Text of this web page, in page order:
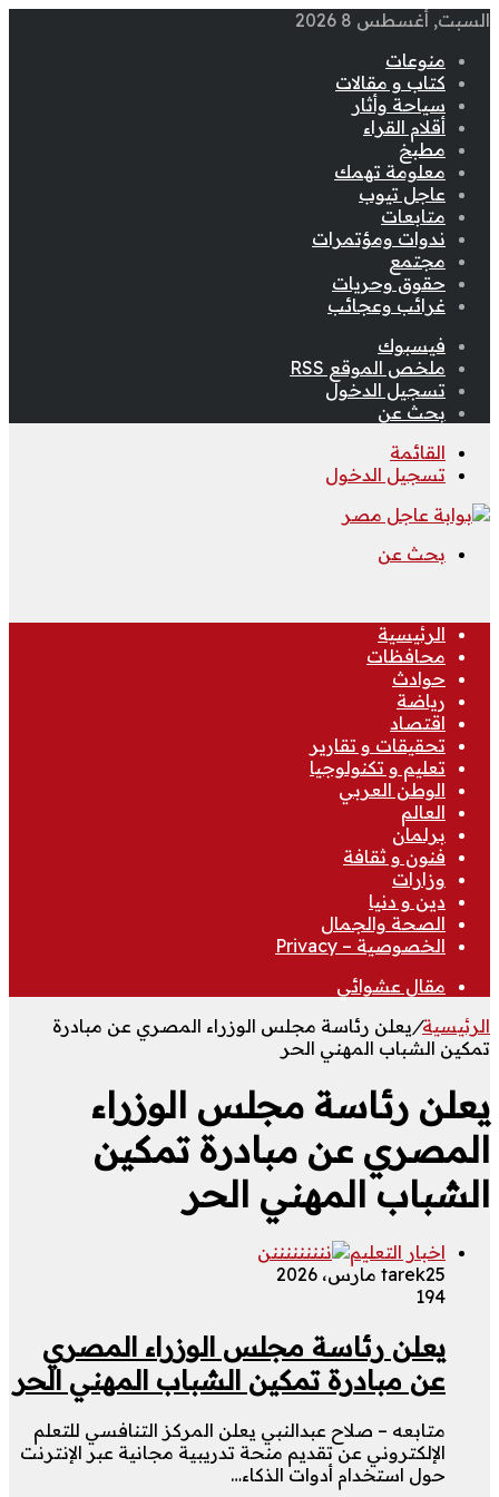
السبت, أغسطس 8 2026
منوعات
كتاب و مقالات
سياحة وأثار
أقلام القراء
مطبخ
معلومة تهمك
عاجل تيوب
متابعات
ندوات ومؤتمرات
مجتمع
حقوق وحريات
غرائب وعجائب
فيسبوك
ملخص الموقع RSS
تسجيل الدخول
بحث عن
القائمة
تسجيل الدخول
بحث عن
الرئيسية
محافظات
حوادث
رياضة
اقتصاد
تحقيقات و تقارير
تعليم و تكنولوجيا
الوطن العربي
العالم
برلمان
فنون و ثقافة
وزارات
دين و دنيا
الصحة والجمال
الخصوصية – Privacy
مقال عشوائي
الرئيسية/يعلن رئاسة مجلس الوزراء المصري عن مبادرة
تمكين الشباب المهني الحر
يعلن رئاسة مجلس الوزراء
المصري عن مبادرة تمكين
الشباب المهني الحر
اخبار التعليم
tarek25 مارس، 2026
194
يعلن رئاسة مجلس الوزراء المصري
عن مبادرة تمكين الشباب المهني الحر
متابعه – صلاح عبدالنبي يعلن المركز التنافسي للتعلم
الإلكتروني عن تقديم منحة تدريبية مجانية عبر الإنترنت
حول استخدام أدوات الذكاء…